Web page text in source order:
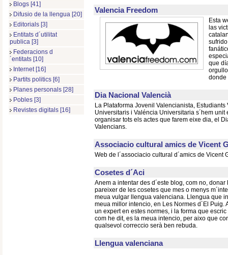
Blogs [41]
Difusio de la llengua [20]
Editorials [3]
Entitats d´utilitat
publica [3]
Federacions d
´entitats [10]
Internet [16]
Partits politics [6]
Planes personals [28]
Pobles [3]
Revistes digitals [16]
Valencia Freedom
Esta
las
que
donde
Dia Nacional Valencià
La Plataforma Jovenil Valencianista, Estudiants
Universitaris i Valéncia Universitaria s´hem unit
organisar tots els actes que farem eixe dia, el
Valencians.
Associacio cultural amics de Vicent
Web de l´associacio cultural d´amics de Vicent
Cosetes d´Aci
Anem a intentar des d´este blog, com no,
pareixer de les cosetes que mes o menys
meua vulgar llengua valenciana. Llengua que
meua millor intencio, en Les Normes d´El Puig.
un expert en estes normes, i la forma que
com he dit, es la meua intencio, per aixo que
qualsevol correccio serà ben rebuda.
Llengua valenciana